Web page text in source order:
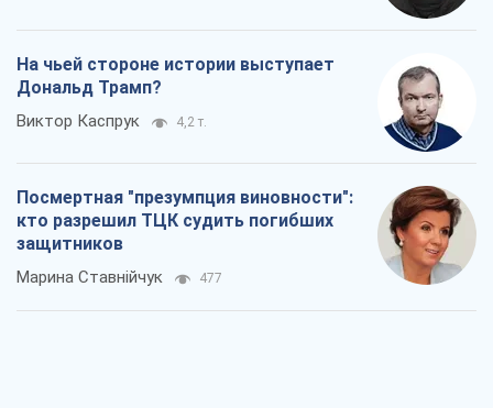
На чьей стороне истории выступает
Дональд Трамп?
Виктор Каспрук 4,2 т.
Посмертная "презумпция виновности":
кто разрешил ТЦК судить погибших
защитников
Марина Ставнійчук 477